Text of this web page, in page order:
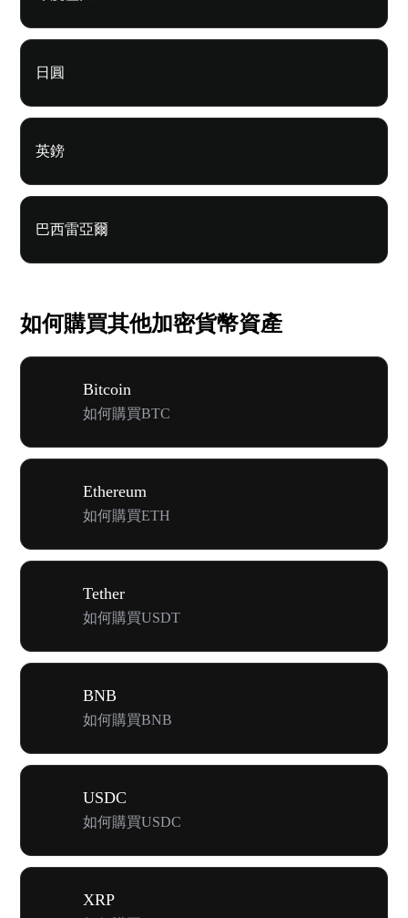
日圓
英鎊
巴西雷亞爾
如何購買其他加密貨幣資產
Bitcoin
如何購買BTC
Ethereum
如何購買ETH
Tether
如何購買USDT
BNB
如何購買BNB
USDC
如何購買USDC
XRP